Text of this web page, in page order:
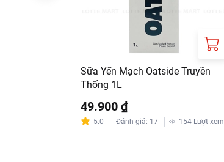
Sữa Yến Mạch Oatside Truyền
Thống 1L
49.900 ₫
5.0 Đánh giá: 17 154 Lượt xem